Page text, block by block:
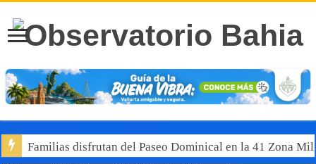
Familias disfrutan del Paseo Dominical en la 41 Zona